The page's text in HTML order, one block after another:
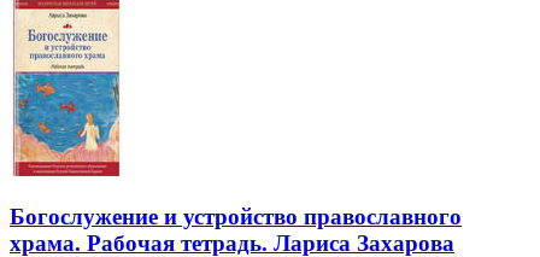
Богослужение и устройство православного
храма. Рабочая тетрадь. Лариса Захарова